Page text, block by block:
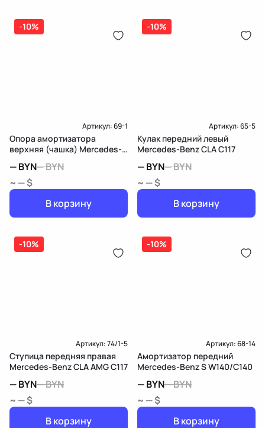
дозатор-распределитель топлива
Карта рассрочки онлайн
-10%
Артикул:69-1
Опора амортизатора
верхняя (чашка) Mercedes-
—BYN—BYN
~ — $
В корзину
-10%
Артикул:65-5
Кулак передний левый
Mercedes-Benz CLA C117
—BYN—BYN
~ — $
В корзину
-10%
Артикул:74/1-5
Ступица передняя правая
Mercedes-Benz CLA AMG C117
—BYN—BYN
~ — $
В корзину
-10%
Артикул:68-14
Амортизатор передний
Mercedes-Benz S W140/C140
—BYN—BYN
~ — $
В корзину